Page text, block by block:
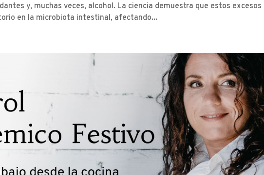
y, muchas veces, alcohol. La ciencia demuestra que estos excesos
en la microbiota intestinal, afectando...